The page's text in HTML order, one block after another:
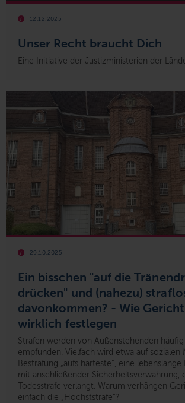
Unser Recht braucht Dich
12.12.2025
Eine Initiative der Justizministerien der
Ein bisschen "auf die
drücken" und (nahezu)
davonkommen? - Wie
wirklich festlegen
29.10.2025
Strafen werden von Außenstehenden
empfunden. Vielfach wird etwa auf sozialen
Bestrafung „aufs härteste“, eine lebenslange
mit anschließender Sicherheitsverwahrung,
Todesstrafe verlangt. Warum verhängen
einfach die „Höchststrafe“?